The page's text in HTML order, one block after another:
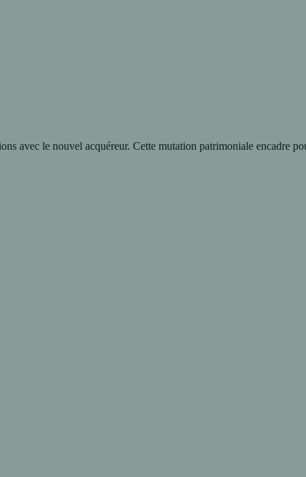
avec le nouvel acquéreur. Cette mutation patrimoniale encadre